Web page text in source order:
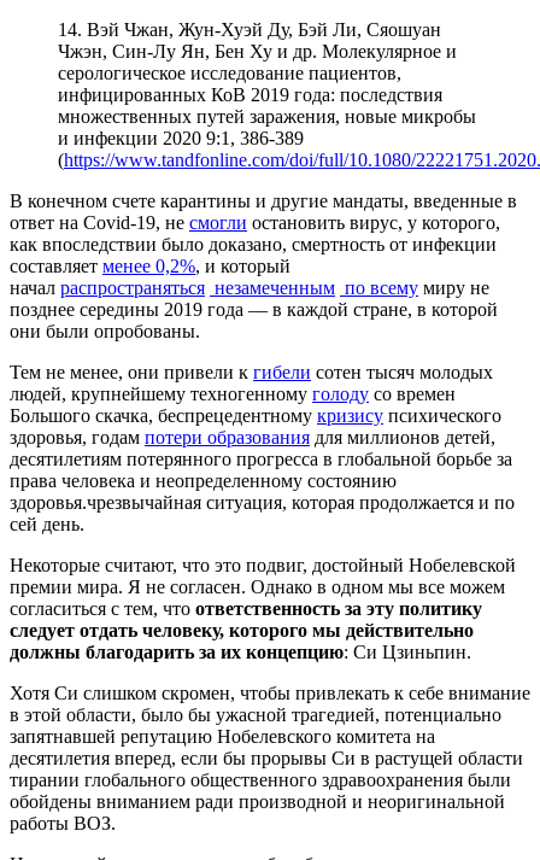
14. Вэй Чжан, Жун-Хуэй Ду, Бэй Ли, Сяошуан
Чжэн, Син-Лу Ян, Бен Ху и др. Молекулярное и
серологическое исследование пациентов,
инфицированных КоВ 2019 года: последствия
множественных путей заражения, новые микробы
и инфекции 2020 9:1, 386-389
(https://www.tandfonline.com/doi/full/10.1080/
В конечном счете карантины и другие мандаты, введенные в
ответ на Covid-19, не смогли остановить вирус, у которого,
как впоследствии было доказано, смертность от инфекции
составляет менее 0,2%, и который
начал распространяться незамеченным по всему миру не
позднее середины 2019 года — в каждой стране, в которой
они были опробованы.
Тем не менее, они привели к гибели сотен тысяч молодых
людей, крупнейшему техногенному голоду со времен
Большого скачка, беспрецедентному кризису психического
здоровья, годам потери образования для миллионов детей,
десятилетиям потерянного прогресса в глобальной борьбе за
права человека и неопределенному состоянию
здоровья.чрезвычайная ситуация, которая продолжается и по
сей день.
Некоторые считают, что это подвиг, достойный Нобелевской
премии мира. Я не согласен. Однако в одном мы все можем
согласиться с тем, что ответственность за эту политику
следует отдать человеку, которого мы действительно
должны благодарить за их концепцию: Си Цзиньпин.
Хотя Си слишком скромен, чтобы привлекать к себе внимание
в этой области, было бы ужасной трагедией, потенциально
запятнавшей репутацию Нобелевского комитета на
десятилетия вперед, если бы прорывы Си в растущей области
тирании глобального общественного здравоохранения были
обойдены вниманием ради производной и неоригинальной
работы ВОЗ.